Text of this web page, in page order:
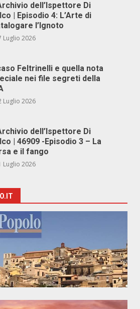
dell’Ispettore Di
| Episodio 4: L’Arte di
l’Ignoto
Luglio 2026
Feltrinelli e quella nota
nei file segreti della
Luglio 2026
dell’Ispettore Di
| 46909 -Episodio 3 – La
e il fango
Luglio 2026